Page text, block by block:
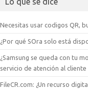
Necesitas usar codigos QR,
¿Por qué SOra solo está
¿Samsung se queda con tu
servicio de atención al cliente
FileCR.com: ¿Un recurso